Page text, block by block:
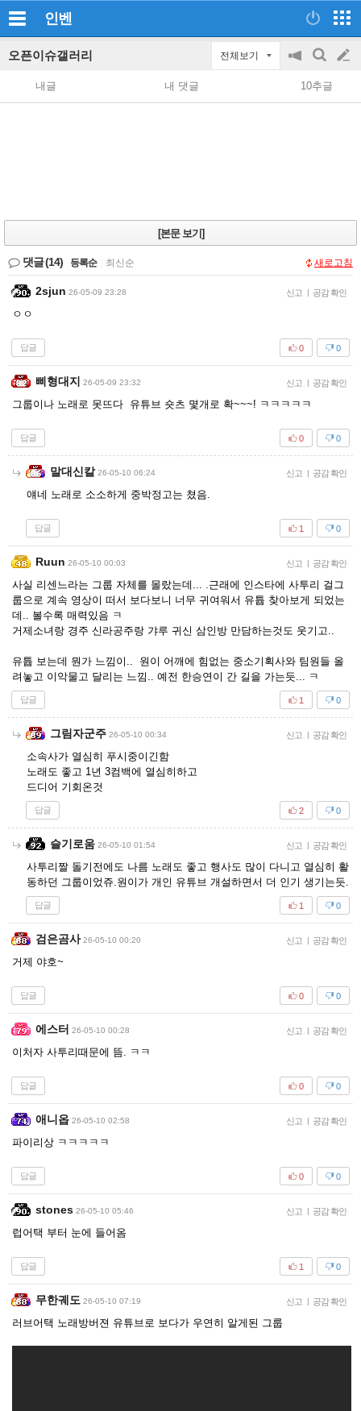
인벤
오픈이슈갤러리 전체보기
공
지
on/off
검
색
글
쓰
내글 내 댓글 10추글
[본문 보기]
댓글(14) 등록순 최신순 새로고침
2sjun 26-05-09 23:28 신고 | 공감 확인
ㅇㅇ
답글 0
0
삐형대지 26-05-09 23:32 신고 | 공감 확인
그룹이나 노래로 못뜨다 유튜브 숏츠 몇개로 확~~~! ㅋㅋㅋㅋㅋ
답글 0
0
말대신칼 26-05-10 06:24 신고 | 공감 확인
얘네 노래로 소소하게 중박정고는 쳤음.
답글 0
1
Ruun 26-05-10 00:03 신고 | 공감 확인
사실 리센느라는 그룹 자체를 몰랐는데... .근래에 인스타에 사투리 걸그
룹으로 계속 영상이 떠서 보다보니 너무 귀여워서 유튭 찾아보게 되었는
데.. 볼수록 매력있음 ㅋ
거제소녀랑 경주 신라공주랑 갸루 귀신 삼인방 만담하는것도 웃기고..
유튭 보는데 뭔가 느낌이.. 원이 어깨에 힘없는 중소기획사와 팀원들 올
려놓고 이악물고 달리는 느낌.. 예전 한승연이 간 길을 가는듯... ㅋ
답글 0
1
그림자군주 26-05-10 00:34 신고 | 공감 확인
소속사가 열심히 푸시중이긴함
노래도 좋고 1년 3컴백에 열심히하고
드디어 기회온것
답글 0
2
슬기로움 26-05-10 01:54 신고 | 공감 확인
사투리짤 돌기전에도 나름 노래도 좋고 행사도 많이 다니고 열심히 활
동하던 그룹이었쥬.원이가 개인 유튜브 개설하면서 더 인기 생기는듯.
답글 0
1
검은곰사 26-05-10 00:20 신고 | 공감 확인
거제 야호~
답글 0
0
에스터 26-05-10 00:28 신고 | 공감 확인
이처자 사투리때문에 뜸. ㅋㅋ
답글 0
0
애니옵 26-05-10 02:58 신고 | 공감 확인
파이리상 ㅋㅋㅋㅋㅋ
답글 0
0
stones 26-05-10 05:46 신고 | 공감 확인
럽어택 부터 눈에 들어옴
답글 0
1
무한궤도 26-05-10 07:19 신고 | 공감 확인
러브어택 노래방버젼 유튜브로 보다가 우연히 알게된 그룹